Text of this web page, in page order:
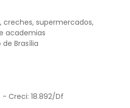
creches, supermercados,
academias
Brasília
Creci: 18.892/Df